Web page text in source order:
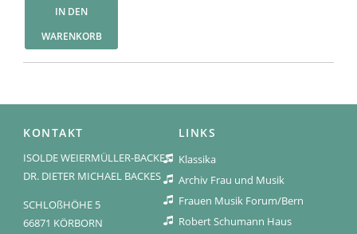
IN DEN
WARENKORB
KONTAKT
ISOLDE WEIERMÜLLER-BACKES
DR. DIETER MICHAEL BACKES
SCHLOßHÖHE 5
66871 KÖRBORN
LINKS
Klassika
Archiv Frau und Musik
Frauen Musik Forum/Bern
Robert Schumann Haus